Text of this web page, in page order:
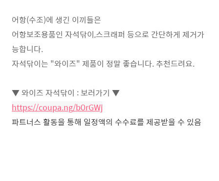
어항(수조)에 생긴 이끼들은
어항보조용품인 자석닦이,스크래퍼 등으로 간단하게 제거가
능합니다.
자석닦이는 "와이즈" 제품이 정말 좋습니다. 추천드려요.
▼ 와이즈 자석닦이 : 보러가기 ▼
https://coupa.ng/b0rGWj
파트너스 활동을 통해 일정액의 수수료를 제공받을 수 있음